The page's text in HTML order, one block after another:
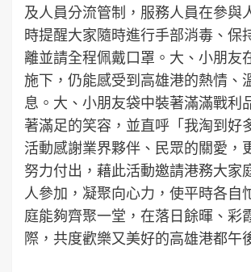
及人員分流管制，服務人員在參與
時提醒大家隨時進行手部消毒、保
離並請全程佩戴口罩。大、小朋友
施下，仍能感受到高雄港的熱情、
息。大、小朋友袋中裝著滿滿戰利
著滿足的笑容，並直呼「我淘到好
活動感謝業界夥伴、民眾的關愛，
努力付出，藉此活動邀請港務大家
人參加，凝聚向心力，使平時各自
庭能夠齊聚一堂，在落日餘暉、彩
際，共度歡樂又美好的高雄港都午